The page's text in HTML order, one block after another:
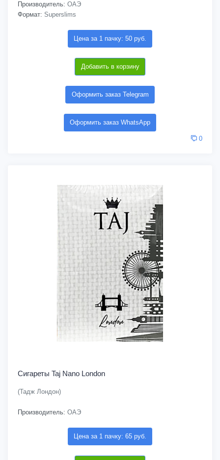
Производитель: ОАЭ
Формат: Superslims
Цена за 1 пачку: 50 руб.
Добавить в корзину
Оформить заказ Telegram
Оформить заказ WhatsApp
0
Сигареты Taj Nano London
(Тадж Лондон)
Производитель: ОАЭ
Цена за 1 пачку: 65 руб.